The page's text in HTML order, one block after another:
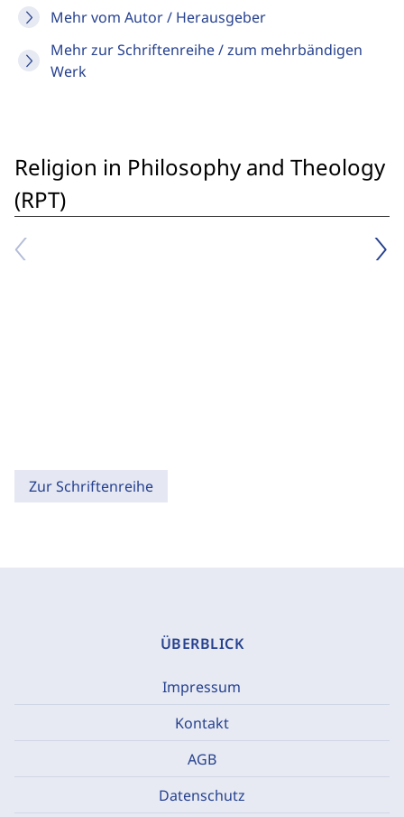
Mehr vom Autor / Herausgeber
Mehr zur Schriftenreihe / zum mehrbändigen
Werk
Religion in Philosophy and Theology
(RPT)
Zur Schriftenreihe
ÜBERBLICK
Impressum
Kontakt
AGB
Datenschutz